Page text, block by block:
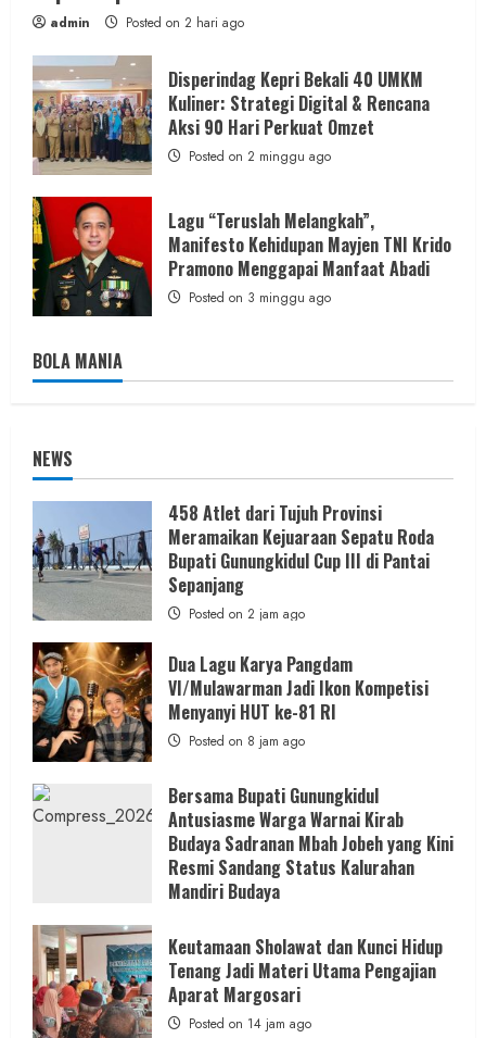
admin Posted on 2 hari ago
Disperindag Kepri Bekali 40 UMKM
Kuliner: Strategi Digital & Rencana
Aksi 90 Hari Perkuat Omzet
Posted on 2 minggu ago
Lagu “Teruslah Melangkah”,
Manifesto Kehidupan Mayjen TNI Krido
Pramono Menggapai Manfaat Abadi
Posted on 3 minggu ago
BOLA MANIA
NEWS
458 Atlet dari Tujuh Provinsi
Meramaikan Kejuaraan Sepatu Roda
Bupati Gunungkidul Cup III di Pantai
Sepanjang
Posted on 2 jam ago
Dua Lagu Karya Pangdam
VI/Mulawarman Jadi Ikon Kompetisi
Menyanyi HUT ke-81 RI
Posted on 8 jam ago
Bersama Bupati Gunungkidul
Antusiasme Warga Warnai Kirab
Budaya Sadranan Mbah Jobeh yang Kini
Resmi Sandang Status Kalurahan
Mandiri Budaya
Keutamaan Sholawat dan Kunci Hidup
Tenang Jadi Materi Utama Pengajian
Aparat Margosari
Posted on 14 jam ago